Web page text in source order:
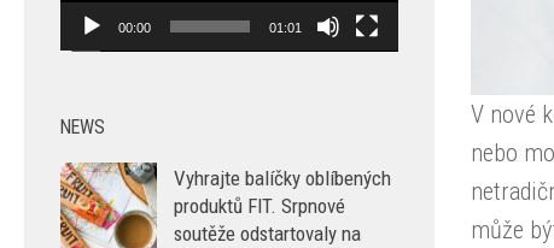
V nové
nebo
může
00:00 01:01
NEWS
Vyhrajte balíčky oblíbených
produktů FIT. Srpnové
soutěže odstartovaly na